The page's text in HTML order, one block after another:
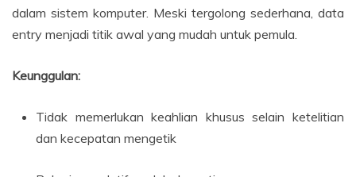
dalam sistem komputer. Meski tergolong sederhana, data
entry menjadi titik awal yang mudah untuk pemula.
Keunggulan:
Tidak memerlukan keahlian khusus selain ketelitian
dan kecepatan mengetik